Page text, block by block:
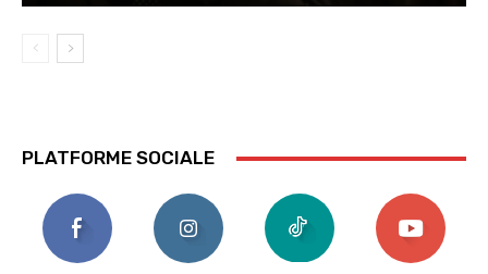
PLATFORME SOCIALE